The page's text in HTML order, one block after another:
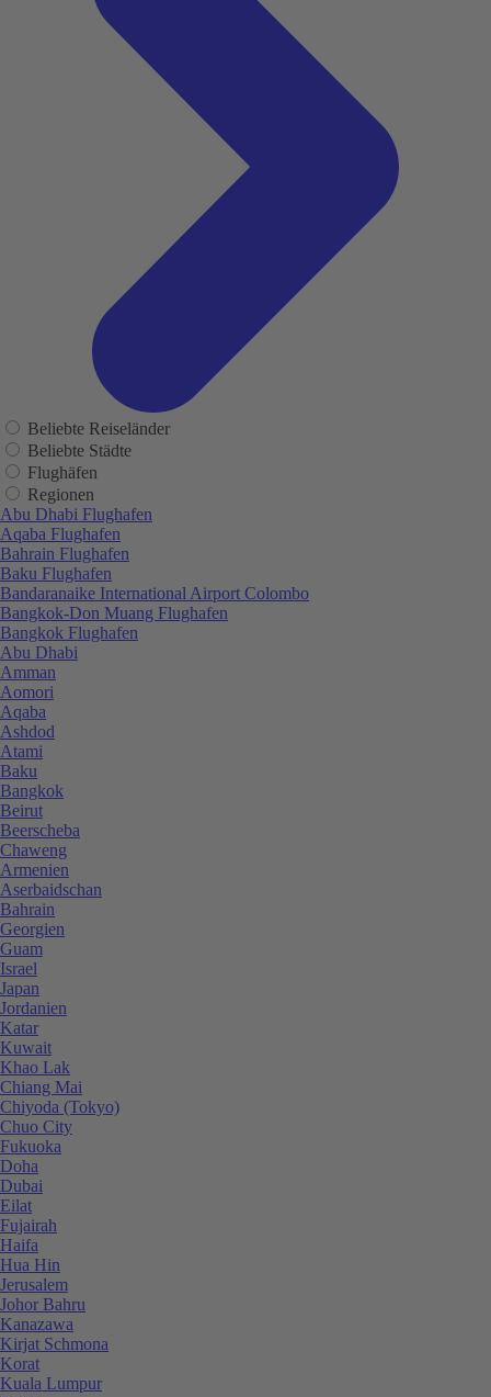
Beliebte Reiseländer
Beliebte Städte
Flughäfen
Regionen
Abu Dhabi Flughafen
Aqaba Flughafen
Bahrain Flughafen
Baku Flughafen
Bandaranaike International Airport Colombo
Bangkok-Don Muang Flughafen
Bangkok Flughafen
Abu Dhabi
Amman
Aomori
Aqaba
Ashdod
Atami
Baku
Bangkok
Beirut
Beerscheba
Chaweng
Armenien
Aserbaidschan
Bahrain
Georgien
Guam
Israel
Japan
Jordanien
Katar
Kuwait
Khao Lak
Chiang Mai
Chiyoda (Tokyo)
Chuo City
Fukuoka
Doha
Dubai
Eilat
Fujairah
Haifa
Hua Hin
Jerusalem
Johor Bahru
Kanazawa
Kirjat Schmona
Korat
Kuala Lumpur